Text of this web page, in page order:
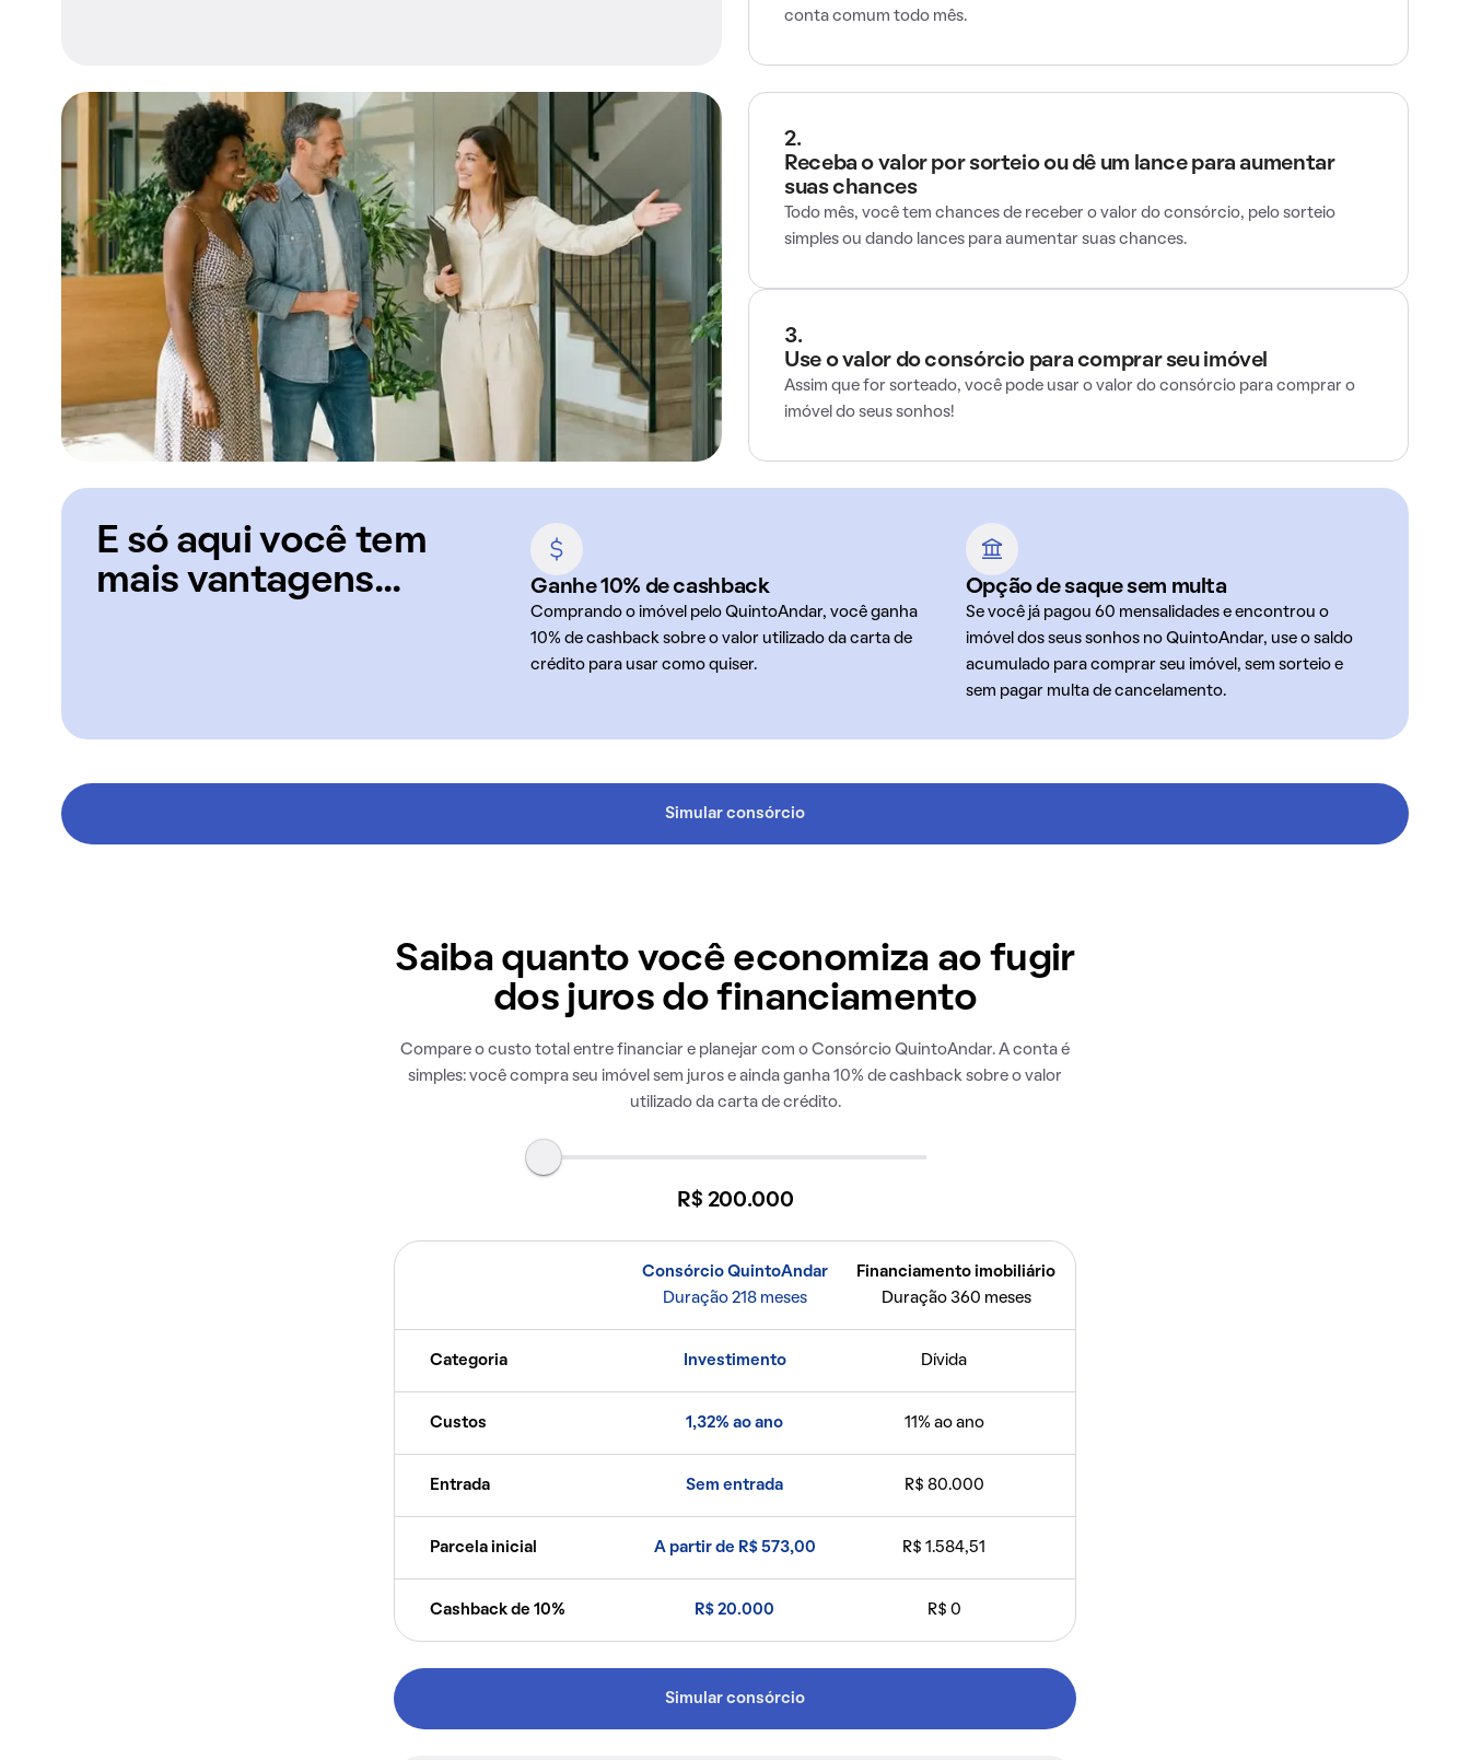
conta comum todo mês.
2.
Receba o valor por sorteio ou dê um lance para aumentar
suas chances
Todo mês, você tem chances de receber o valor do consórcio, pelo sorteio
simples ou dando lances para aumentar suas chances.
3.
Use o valor do consórcio para comprar seu imóvel
Assim que for sorteado, você pode usar o valor do consórcio para comprar o
imóvel do seus sonhos!
E só aqui você tem
mais vantagens...
Ganhe 10% de cashback
Comprando o imóvel pelo QuintoAndar, você ganha
10% de cashback sobre o valor utilizado da carta de
crédito para usar como quiser.
Opção de saque sem multa
Se você já pagou 60 mensalidades e encontrou o
imóvel dos seus sonhos no QuintoAndar, use o saldo
acumulado para comprar seu imóvel, sem sorteio e
sem pagar multa de cancelamento.
Simular consórcio
Saiba quanto você economiza ao fugir
dos juros do financiamento
Compare o custo total entre financiar e planejar com o Consórcio QuintoAndar. A conta é
simples: você compra seu imóvel sem juros e ainda ganha 10% de cashback sobre o valor
utilizado da carta de crédito.
R$ 200.000
Consórcio QuintoAndar
Duração 218 meses
Financiamento imobiliário
Duração 360 meses
Categoria Investimento Dívida
Custos 1,32% ao ano 11% ao ano
Entrada Sem entrada R$ 80.000
Parcela inicial A partir de R$ 573,00 R$ 1.584,51
Cashback de 10% R$ 20.000 R$ 0
Simular consórcio